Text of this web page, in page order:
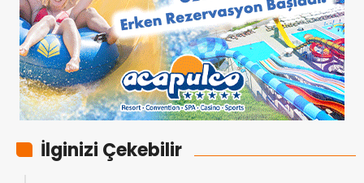
İlginizi Çekebilir